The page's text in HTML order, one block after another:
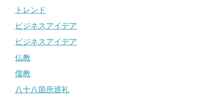
トレンド
ビジネスアイデア
ビジネスアイデア
仏教
儒教
八十八箇所巡礼